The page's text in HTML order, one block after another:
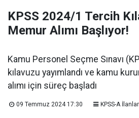
KPSS 2024/1 Tercih
Memur Alımı Başlıyor!
Kamu Personel Seçme Sınavı
kılavuzu yayımlandı ve kamu
alımı için süreç başladı
09 Temmuz 2024 17:30 KPSS-A